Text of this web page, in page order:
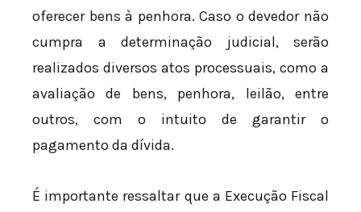
oferecer bens à penhora. Caso o devedor não
cumpra a determinação judicial, serão
realizados diversos atos processuais, como a
avaliação de bens, penhora, leilão, entre
outros, com o intuito de garantir o
pagamento da dívida.
É importante ressaltar que a Execução Fiscal